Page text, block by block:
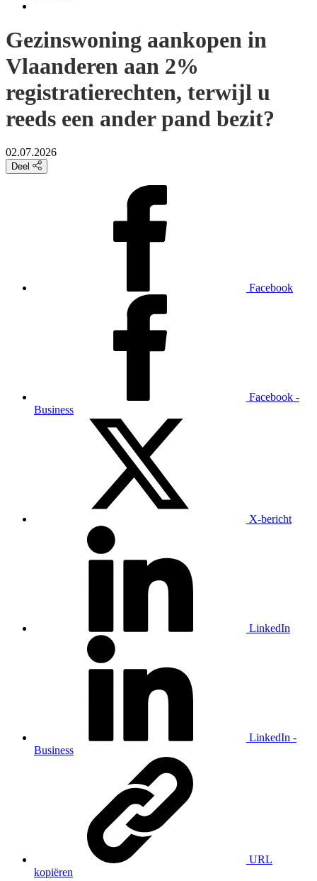
Gezinswoning aankopen in
Vlaanderen aan 2%
registratierechten, terwijl u
reeds een ander pand bezit?
02.07.2026
Deel
Facebook
Facebook -
Business
X-bericht
LinkedIn
LinkedIn -
Business
URL
kopiëren